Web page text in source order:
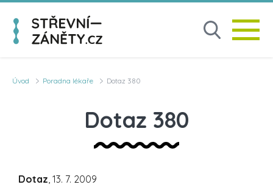
Úvod Poradna lékaře Dotaz 380
Dotaz 380
Dotaz, 13. 7. 2009